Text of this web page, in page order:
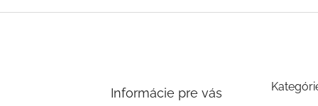
Informácie pre vás